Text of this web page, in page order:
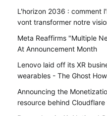
L'horizon 2036 : comment
vont transformer notre
Meta Reaffirms "Multiple
At Announcement Month
Lenovo laid off its XR
wearables - The Ghost
Announcing the
resource behind